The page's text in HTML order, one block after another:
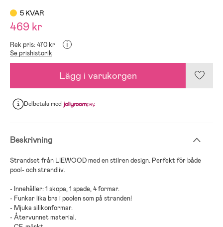
5 KVAR
469 kr
Rek pris: 470 kr i
Se prishistorik
Lägg i varukorgen
Delbetalamed
Beskrivning
Strandset från LIEWOOD med en stilren design. Perfekt för både
pool- och strandliv.
- Innehåller: 1 skopa, 1 spade, 4 formar.
- Funkar lika bra i poolen som på stranden!
- Mjuka silikonformar.
- Återvunnet material.